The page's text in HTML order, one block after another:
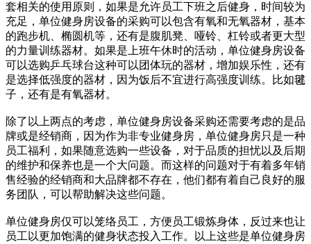
套相关的使用原则，如果是允许员工下班之后健身，时间较为
充足，单位健身房设备的采购可以包含有氧和无氧器材，基本
的跑步机、椭圆机等，还有是腹肌凳、哑铃、杠铃或者更大型
的力量训练器材。如果是上班午休时的活动，单位健身房设备
可以选购乒乓球台这种可以团体玩的器材，增加娱乐性，还有
是选择低强度的器材，因为饭后不宜进行高强度训练。比如毽
子，还有是有氧器材。
除了以上两点的考虑，单位健身房设备采购还需要考虑的是品
牌或是经销商，因为作为非专业健身房，单位健身房只是一种
员工福利，如果随意选购一些设备，对于品质的担忧以及后期
的维护和保养也是一个大问题。而这样的问题对于有着多年销
售经验的经销商和大品牌都不存在，他们都有着自己良好的服
务团队，可以帮助解决这些问题。
单位健身房仅可以笼络员工，方便员工锻炼身体，反过来也让
员工以更加饱满的健身状态投入工作。以上这些是单位健身房